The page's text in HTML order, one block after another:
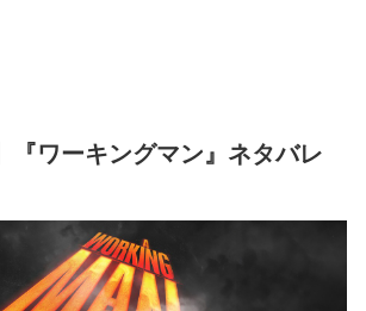
『ワーキングマン』ネタバレ